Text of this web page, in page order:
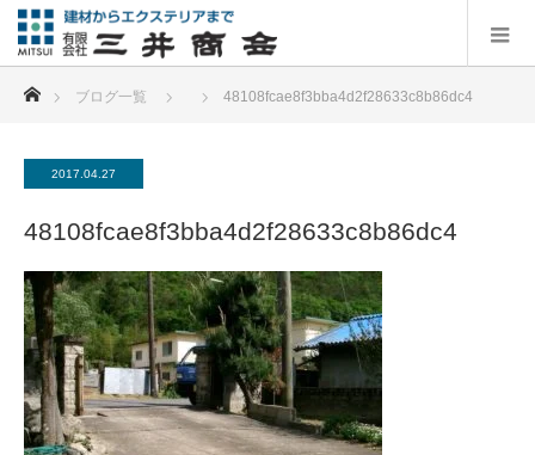
ブログ一覧 48108fcae8f3bba4d2f28633c8b86dc4
2017.04.27
48108fcae8f3bba4d2f28633c8b86dc4